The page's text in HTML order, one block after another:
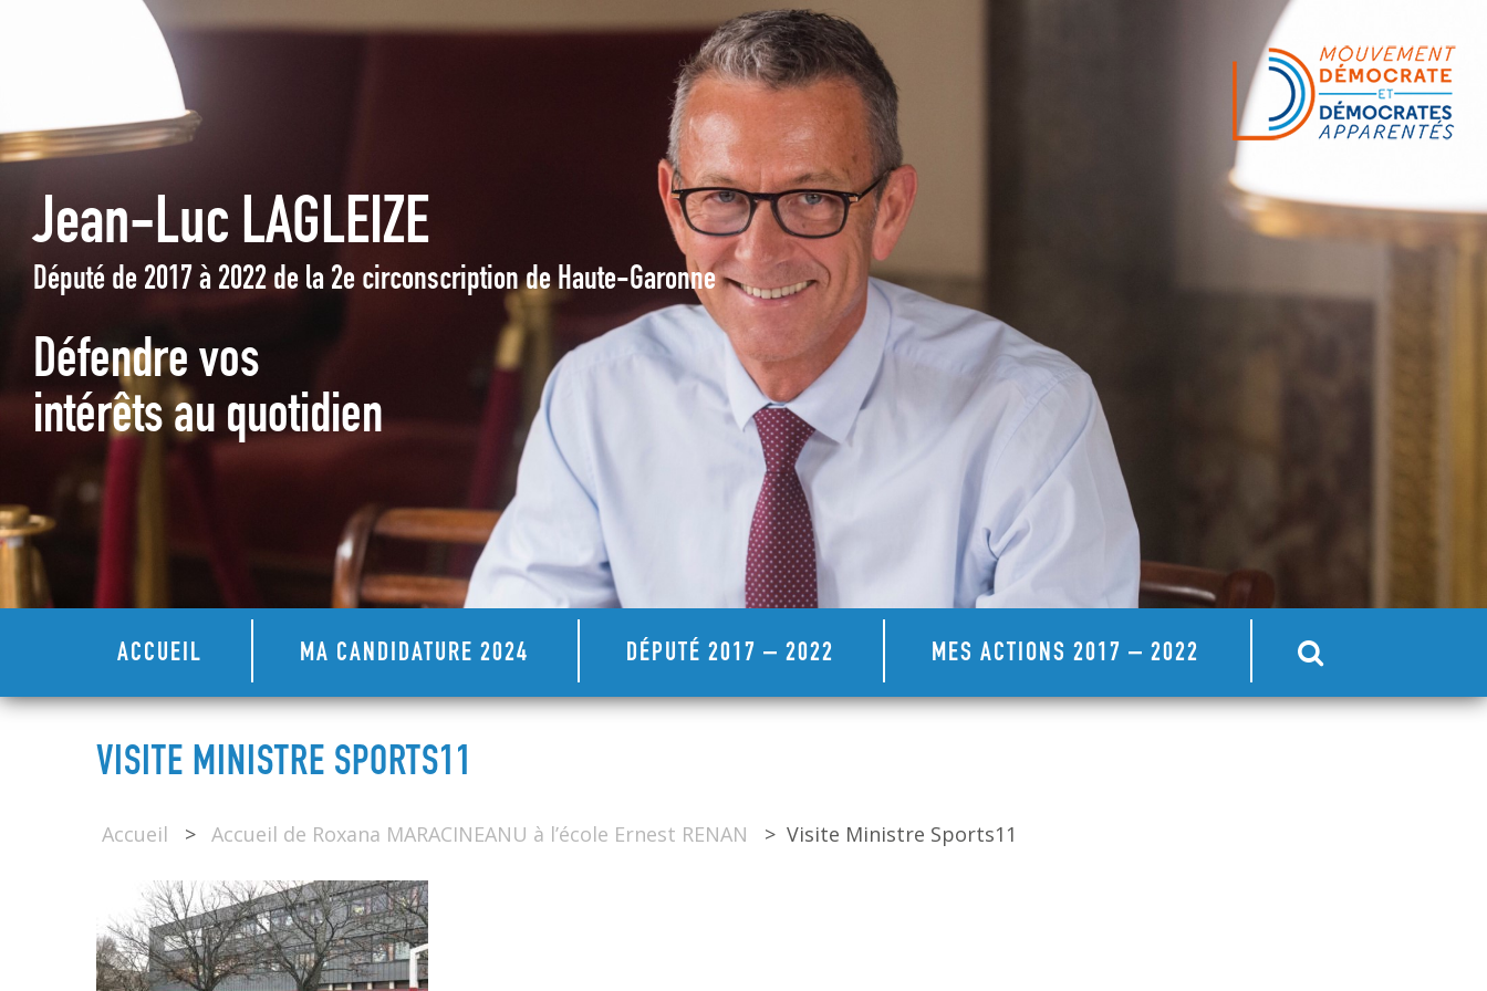
Jean-Luc LAGLEIZE
Député de 2017 à 2022 de la 2e circonscription de Haute-Garonne
Défendre vos
intérêts au quotidien
ACCUEIL MA CANDIDATURE 2024 DÉPUTÉ 2017 – 2022 MES ACTIONS 2017 – 2022
VISITE MINISTRE SPORTS11
Accueil > Accueil de Roxana MARACINEANU à l’école Ernest RENAN > Visite Ministre Sports11